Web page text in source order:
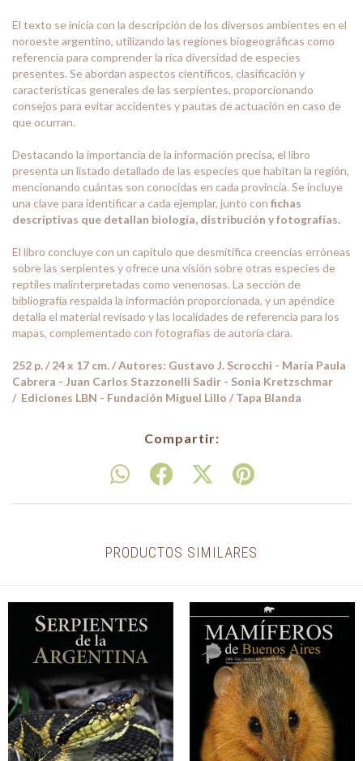
El texto se inicia con la descripción de los diversos ambientes en el
noroeste argentino, utilizando las regiones biogeográficas como
referencia para comprender la rica diversidad de especies
presentes. Se abordan aspectos científicos, clasificación y
características generales de las serpientes, proporcionando
consejos para evitar accidentes y pautas de actuación en caso de
que ocurran.
Destacando la importancia de la información precisa, el libro
presenta un listado detallado de las especies que habitan la región,
mencionando cuántas son conocidas en cada provincia. Se incluye
una clave para identificar a cada ejemplar, junto con fichas
descriptivas que detallan biología, distribución y fotografías.
El libro concluye con un capítulo que desmitifica creencias erróneas
sobre las serpientes y ofrece una visión sobre otras especies de
reptiles malinterpretadas como venenosas. La sección de
bibliografía respalda la información proporcionada, y un apéndice
detalla el material revisado y las localidades de referencia para los
mapas, complementado con fotografías de autoría clara.
252 p. / 24 x 17 cm. / Autores: Gustavo J. Scrocchi - María Paula
Cabrera - Juan Carlos Stazzonelli Sadir - Sonia Kretzschmar
/ Ediciones LBN - Fundación Miguel Lillo / Tapa Blanda
Compartir:
PRODUCTOS SIMILARES